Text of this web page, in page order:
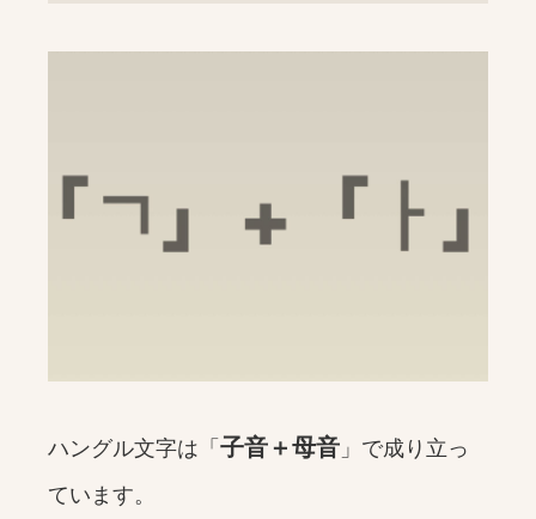
ハングル文字は「 子音＋母音 」で成り立っ
ています。